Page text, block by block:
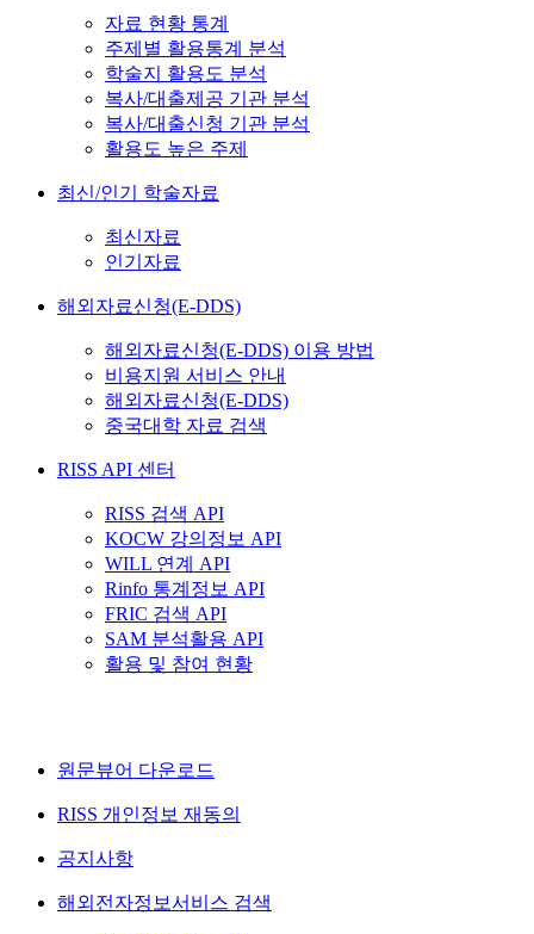
자료 현황 통계
주제별 활용통계 분석
학술지 활용도 분석
복사/대출제공 기관 분석
복사/대출신청 기관 분석
활용도 높은 주제
최신/인기 학술자료
최신자료
인기자료
해외자료신청(E-DDS)
해외자료신청(E-DDS) 이용 방법
비용지원 서비스 안내
해외자료신청(E-DDS)
중국대학 자료 검색
RISS API 센터
RISS 검색 API
KOCW 강의정보 API
WILL 연계 API
Rinfo 통계정보 API
FRIC 검색 API
SAM 분석활용 API
활용 및 참여 현황
원문뷰어 다운로드
RISS 개인정보 재동의
공지사항
해외전자정보서비스 검색